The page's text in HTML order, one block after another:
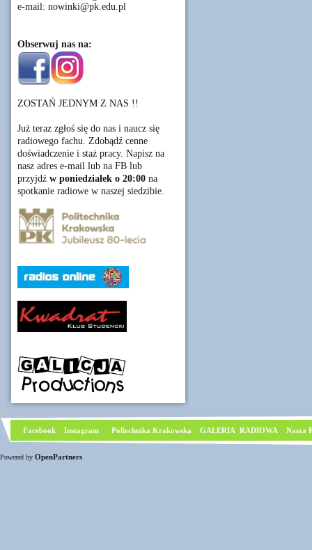
e-mail: nowinki@pk.edu.pl
Obserwuj nas na:
ZOSTAŃ JEDNYM Z NAS !!
Już teraz zgłoś się do nas i naucz się
radiowego fachu. Zdobądź cenne
doświadczenie i staż pracy. Napisz na
nasz adres e-mail lub na FB lub
przyjdź w poniedziałek o 20:00 na
spotkanie radiowe w naszej siedzibie.
Facebook Instagram Poliechnika Krakowska GALERIA RADIOWA Nasza
Powered by OpenPartners